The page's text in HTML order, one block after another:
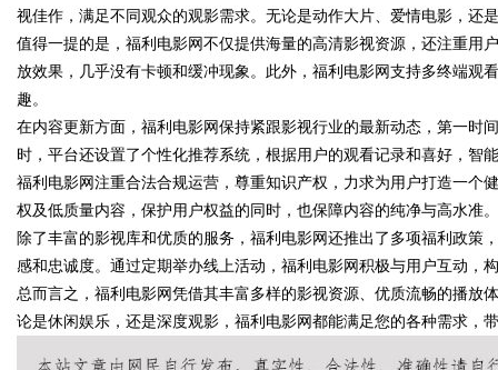
uz
!
视佳作，满足不同观众的观影需求。无论是动作大片、爱情电影，还
值得一提的是，福利电影网不仅提供海量的高清影视资源，还注重用
放效果，几乎没有卡顿和缓冲现象。此外，福利电影网支持多终端观
趣。
在内容更新方面，福利电影网保持紧跟影视行业的最新动态，第一时
时，平台还设置了个性化推荐系统，根据用户的观看记录和喜好，智
福利电影网注重合法合规运营，尊重知识产权，力求为用户打造一个
权及低质量内容，保护用户权益的同时，也保障内容的纯净与高水准。
除了丰富的影视库和优质的服务，福利电影网还推出了多项福利政策
感和忠诚度。通过定期举办线上活动，福利电影网积极与用户互动，
总而言之，福利电影网凭借其丰富多样的影视资源、优质流畅的播放
论是休闲娱乐，还是深度观影，福利电影网都能满足您的各种需求，